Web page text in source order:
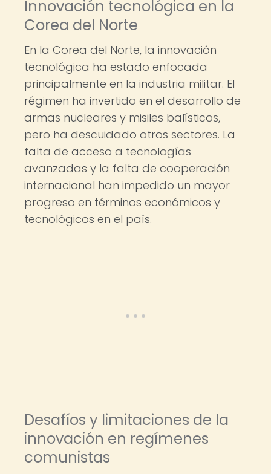
Innovación tecnológica en la
Corea del Norte
En la Corea del Norte, la innovación
tecnológica ha estado enfocada
principalmente en la industria militar. El
régimen ha invertido en el desarrollo de
armas nucleares y misiles balísticos,
pero ha descuidado otros sectores. La
falta de acceso a tecnologías
avanzadas y la falta de cooperación
internacional han impedido un mayor
progreso en términos económicos y
tecnológicos en el país.
Desafíos y limitaciones de la
innovación en regímenes
comunistas